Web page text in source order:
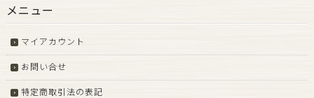
メニュー
マイアカウント
お問い合せ
特定商取引法の表記